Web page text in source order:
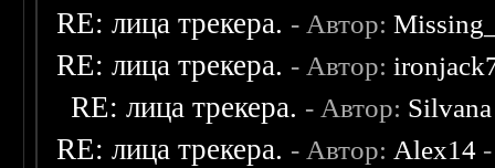
RE: лица трекера. - Автор:
RE: лица трекера. - Автор:
RE: лица трекера. - Автор: Silvana
RE: лица трекера. - Автор: Alex14